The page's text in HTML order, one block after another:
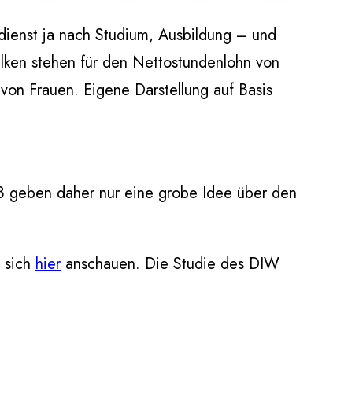
ja nach Studium, Ausbildung – und
stehen für den Nettostundenlohn von
Frauen. Eigene Darstellung auf Basis
geben daher nur eine grobe Idee über den
hieranschauen. Die Studie des DIW